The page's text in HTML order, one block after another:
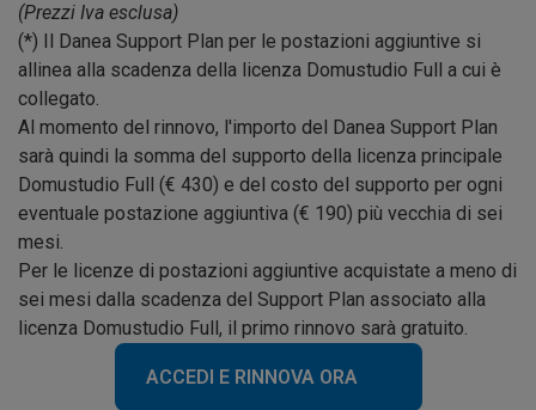
(Prezzi Iva esclusa)
(*) Il Danea Support Plan per le postazioni aggiuntive si
allinea alla scadenza della licenza Domustudio Full a cui è
collegato.
Al momento del rinnovo, l'importo del Danea Support Plan
sarà quindi la somma del supporto della licenza principale
Domustudio Full (€ 430) e del costo del supporto per ogni
eventuale postazione aggiuntiva (€ 190) più vecchia di sei
mesi.
Per le licenze di postazioni aggiuntive acquistate a meno di
sei mesi dalla scadenza del Support Plan associato alla
licenza Domustudio Full, il primo rinnovo sarà gratuito.
ACCEDI E RINNOVA ORA